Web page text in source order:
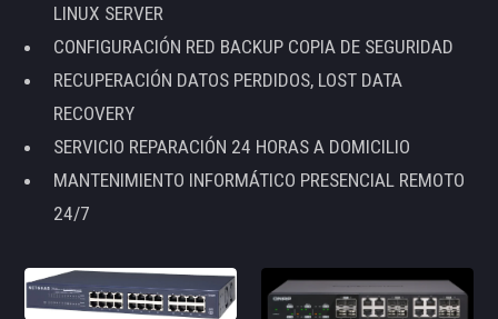
LINUX SERVER
CONFIGURACIÓN RED BACKUP COPIA DE SEGURIDAD
RECUPERACIÓN DATOS PERDIDOS, LOST DATA
RECOVERY
SERVICIO REPARACIÓN 24 HORAS A DOMICILIO
MANTENIMIENTO INFORMÁTICO PRESENCIAL REMOTO
24/7